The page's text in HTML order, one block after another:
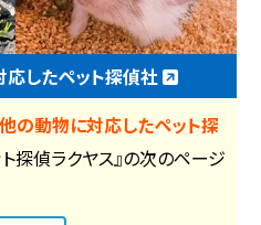
したペット探偵社
の動物に対応したペット探
探偵ラクヤス』の次のページ